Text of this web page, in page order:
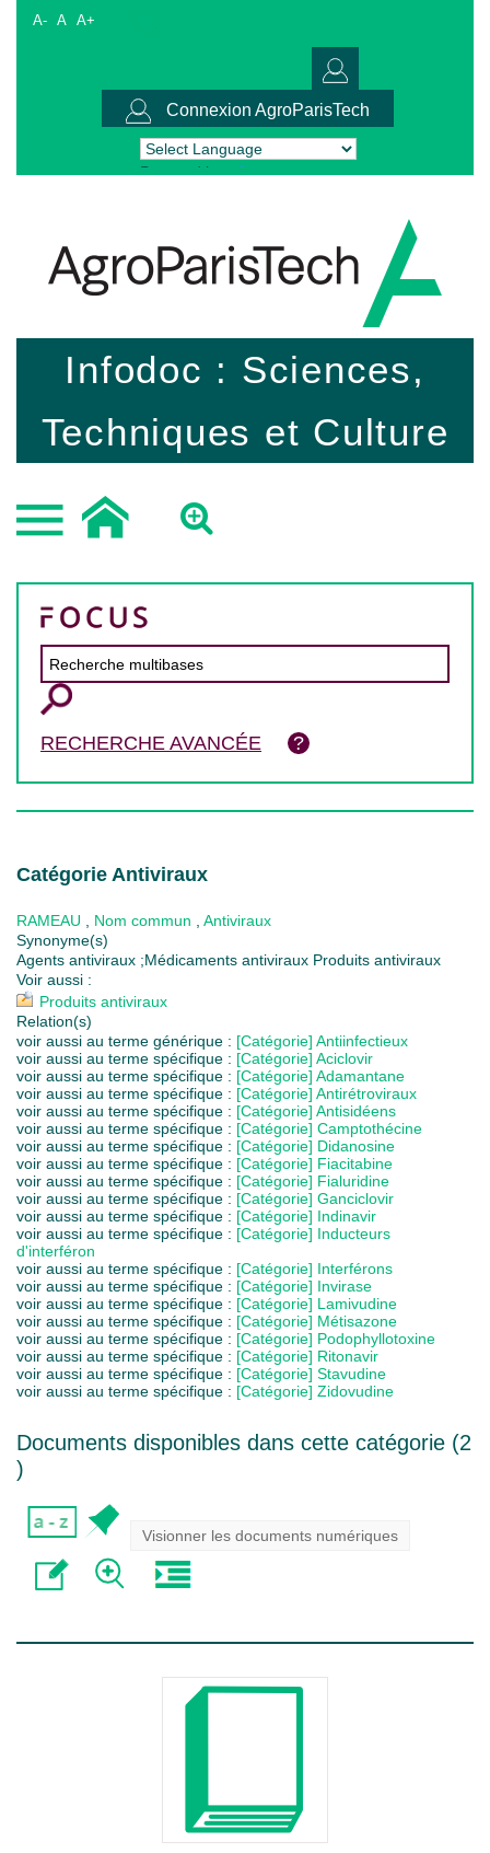
A- A A+
Connexion AgroParisTech
Powered by Translate
Infodoc : Sciences,
Techniques et Culture
RECHERCHE AVANCÉE
Catégorie Antiviraux
RAMEAU Nom commun
Antiviraux
Synonyme(s)
Agents antiviraux ;Médicaments antiviraux Produits antiviraux
Voir aussi :
Produits antiviraux
Relation(s)
voir aussi au terme générique : [Catégorie] Antiinfectieux
voir aussi au terme spécifique : [Catégorie] Aciclovir
voir aussi au terme spécifique : [Catégorie] Adamantane
voir aussi au terme spécifique : [Catégorie] Antirétroviraux
voir aussi au terme spécifique : [Catégorie] Antisidéens
voir aussi au terme spécifique : [Catégorie] Camptothécine
voir aussi au terme spécifique : [Catégorie] Didanosine
voir aussi au terme spécifique : [Catégorie] Fiacitabine
voir aussi au terme spécifique : [Catégorie] Fialuridine
voir aussi au terme spécifique : [Catégorie] Ganciclovir
voir aussi au terme spécifique : [Catégorie] Indinavir
voir aussi au terme spécifique : [Catégorie] Inducteurs
d'interféron
voir aussi au terme spécifique : [Catégorie] Interférons
voir aussi au terme spécifique : [Catégorie] Invirase
voir aussi au terme spécifique : [Catégorie] Lamivudine
voir aussi au terme spécifique : [Catégorie] Métisazone
voir aussi au terme spécifique : [Catégorie] Podophyllotoxine
voir aussi au terme spécifique : [Catégorie] Ritonavir
voir aussi au terme spécifique : [Catégorie] Stavudine
voir aussi au terme spécifique : [Catégorie] Zidovudine
Documents disponibles dans cette catégorie (2
)
Visionner les documents numériques